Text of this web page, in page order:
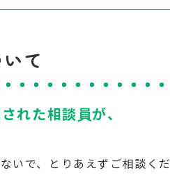
て
れた相談員が、
いで、とりあえずご相談くだ